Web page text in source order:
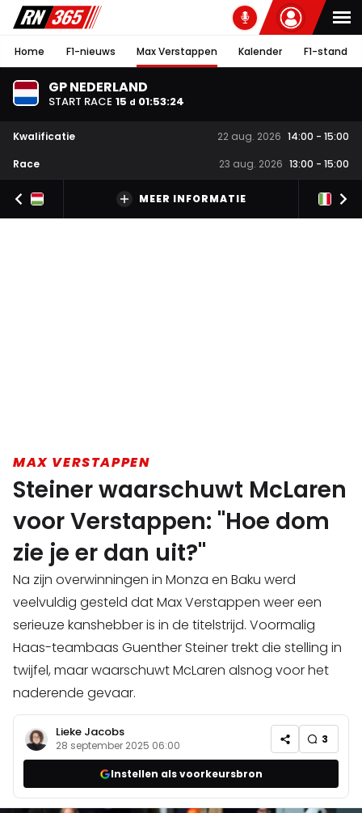
Home F1-nieuws Max Verstappen Kalender F1-stand
GP NEDERLAND
START RACE 15 d 01:53:23
Kwalificatie 22 aug. 2026 14:00 - 15:00
Race
23 aug. 2026 13:00 - 15:00
MEER INFORMATIE
MAX VERSTAPPEN
Steiner waarschuwt McLaren
voor Verstappen: "Hoe dom
zie je er dan uit?"
Na zijn overwinningen in Monza en Baku werd
veelvuldig gesteld dat Max Verstappen weer een
serieuze kanshebber is in de titelstrijd. Voormalig
Haas-teambaas Guenther Steiner trekt die stelling in
twijfel, maar waarschuwt McLaren alsnog voor het
naderende gevaar.
Lieke Jacobs
28 september 2025 06:00 3
Instellen als voorkeursbron